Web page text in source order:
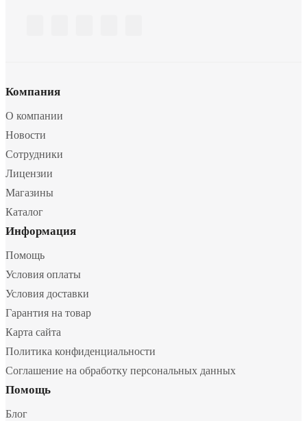
Компания
О компании
Новости
Сотрудники
Лицензии
Магазины
Каталог
Информация
Помощь
Условия оплаты
Условия доставки
Гарантия на товар
Карта сайта
Политика конфиденциальности
Соглашение на обработку персональных данных
Помощь
Блог